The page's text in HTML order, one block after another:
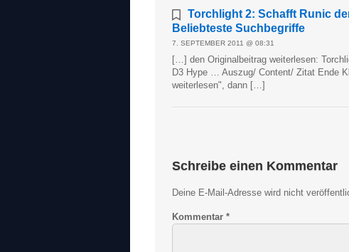
Torchlight 2: Schafft Runic
Beliebteste Suchbegriffe
7. SEPTEMBER 2011 @ 08:31
[…] den Originalbeitrag weiterlesen:
D3 Hype … Auszug/ Content/ Zitat Ende
weiterlesen", dann […]
Schreibe einen Kommentar
Deine E-Mail-Adresse wird nicht
Kommentar *